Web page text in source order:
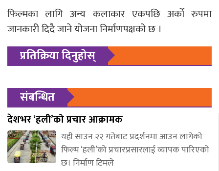
फिल्मका लागि अन्य कलाकार एकपछि अर्को रुपमा
जानकारी दिदै जाने योजना निर्माणपक्षको छ ।
प्रतिक्रिया दिनुहोस्
संबन्धित
देशभर ‘हली’को प्रचार आक्रामक
यही साउन २२ गतेबाट प्रदर्शनमा आउन लागेको
फिल्म ‘हली’को प्रचारप्रसारलाई व्यापक पारिएको
छ। निर्माण टिमले